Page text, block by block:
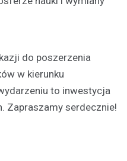
do poszerzenia
w kierunku
to inwestycja
Zapraszamy serdecznie!